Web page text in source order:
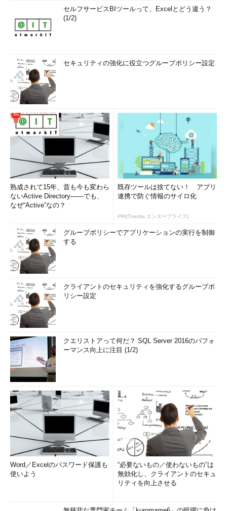
セルフサービスBIツールって、Excelとどう違う？
(1/2)
セキュリティの強化に役立つグループポリシー設定
熟成されて15年、昔も今も変わら
ないActive Directory――でも、
なぜ“Active”なの？
既存ツールは捨てない！ アプリ
連携で防ぐ情報のサイロ化
PR(ITmedia エンタープライズ)
グループポリシーでアプリケーションの実行を制御
する
クライアントのセキュリティを強化するグループポ
リシー設定
クエリストアって何だ？ SQL Server 2016のパフォ
ーマンス向上に注目 (1/2)
Word／Excelのパスワード保護も
使いよう
“必要ないもの／使わないもの”は
無効化し、クライアントのセキュ
リティを向上させる